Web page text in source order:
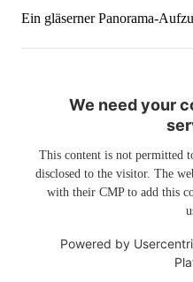
Ein gläserner Panorama-
We need your
This content is not permitted
disclosed to the visitor. The
with their CMP to add this
Powered by